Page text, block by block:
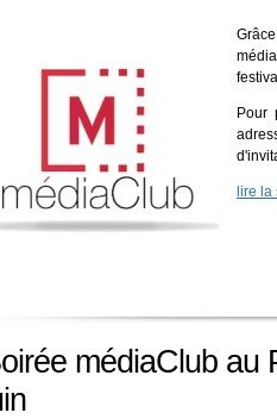
Pour
lire la
médiaClub au